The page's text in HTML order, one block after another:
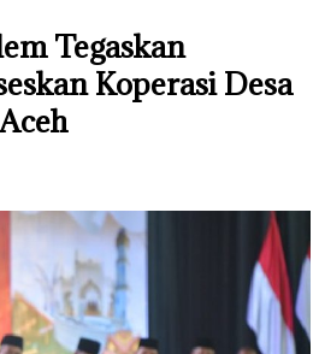
Tegaskan
Koperasi Desa